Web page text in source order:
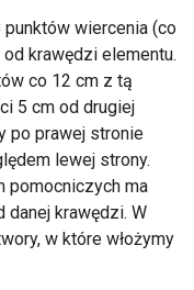
wiercenia (co
krawędzi elementu.
co 12 cm z tą
5 cm od drugiej
po prawej stronie
lewej strony.
pomocniczych ma
danej krawędzi. W
w które włożymy